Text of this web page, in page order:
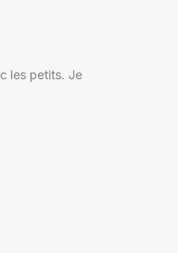
les petits. Je